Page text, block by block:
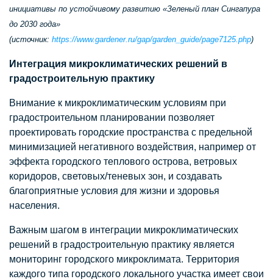
инициативы по устойчивому развитию «Зеленый план Сингапура
до 2030 года»
(источник: https://www.gardener.ru/gap/garden_guide/page7125.php)
Интеграция микроклиматических решений в
градостроительную практику
Внимание к микроклиматическим условиям при
градостроительном планировании позволяет
проектировать городские пространства с предельной
минимизацией негативного воздействия, например от
эффекта городского теплового острова, ветровых
коридоров, световых/теневых зон, и создавать
благоприятные условия для жизни и здоровья
населения.
Важным шагом в интеграции микроклиматических
решений в градостроительную практику является
мониторинг городского микроклимата. Территория
каждого типа городского локального участка имеет свои